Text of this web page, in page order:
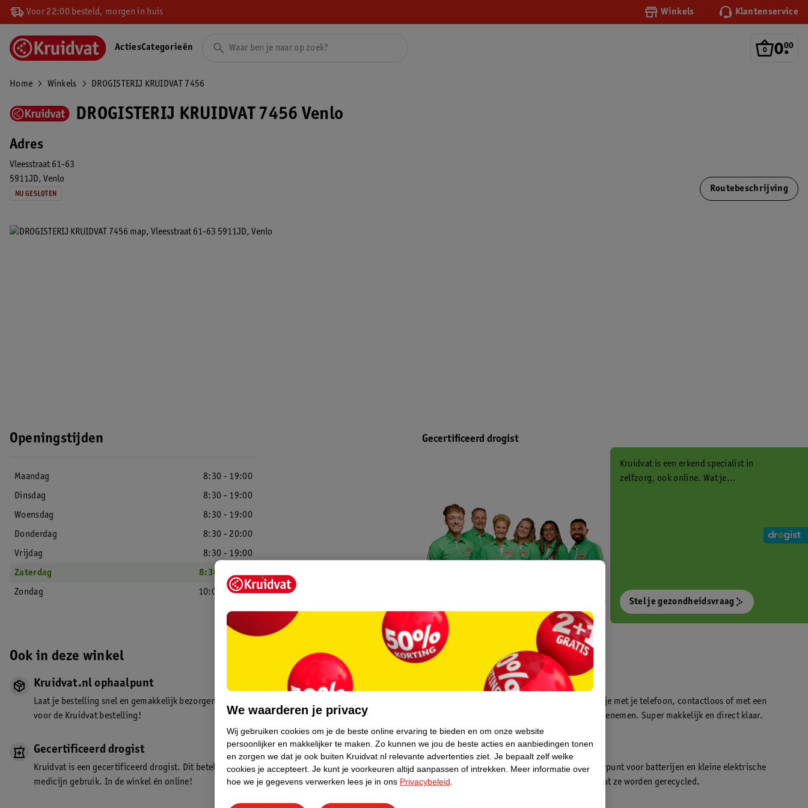
Voor 22:00 besteld, morgen in huis Winkels Klantenservice
0.
00
ActiesCategorieën
Home Winkels DROGISTERIJ KRUIDVAT 7456
DROGISTERIJ KRUIDVAT 7456 Venlo
Adres
Vleesstraat 61-63
5911JD Venlo
NU GESLOTEN
Routebeschrijving
Openingstijden
Maandag
8:30 - 19:00
Dinsdag
8:30 - 19:00
Woensdag
8:30 - 19:00
Donderdag
8:30 - 20:00
Vrijdag
8:30 - 19:00
Zaterdag
8:30 - 18:00
Zondag
10:00 - 18:00
Gecertificeerd drogist
Kruidvat is een erkend specialist in
zelfzorg, ook online. Wat je
Stel je gezondheidsvraag
Ook in deze winkel
Kruidvat.nl ophaalpunt
Laat je bestelling snel en gemakkelijk bezorgen in de winkel. Zo hoef je niet thuis te blijven
voor de Kruidvat bestelling!
Gecertificeerd drogist
Kruidvat is een gecertificeerd drogist. Dit betekent dat je deskundig advies krijgt over
medicijn gebruik. In de winkel én online!
Kruidvat fotokiosk
In de winkel vind je een fotokiosk waarmee je met je telefoon, contactloos of met een
geheugenkaartje, jouw foto’s direct kan meenemen. Super makkelijk en direct klaar.
WeCycle inleverpunt
In deze Kruidvat vind je een WeCycle inleverpunt voor batterijen en kleine elektrische
apparaten. Deze kan je gratis inleveren zodat ze worden gerecycled.
We waarderen je privacy
Wij gebruiken cookies om je de beste online ervaring te bieden en om onze website
persoonlijker en makkelijker te maken. Zo kunnen we jou de beste acties en aanbiedingen tonen
en zorgen we dat je ook buiten Kruidvat.nl relevante advertenties ziet. Je bepaalt zelf welke
cookies je accepteert. Je kunt je voorkeuren altijd aanpassen of intrekken.
Meer informatie over
hoe we je gegevens verwerken lees je in ons Privacybeleid